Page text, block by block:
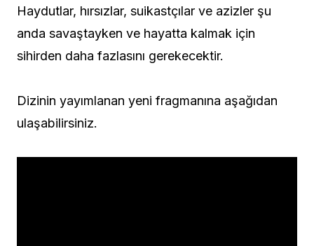
Haydutlar, hırsızlar, suikastçılar ve azizler şu
anda savaştayken ve hayatta kalmak için
sihirden daha fazlasını gerekecektir.
Dizinin yayımlanan yeni fragmanına aşağıdan
ulaşabilirsiniz.